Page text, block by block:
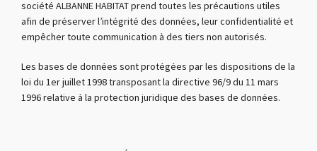
société ALBANNE HABITAT prend toutes les précautions utiles
afin de préserver l’intégrité des données, leur confidentialité et
empêcher toute communication à des tiers non autorisés.
Les bases de données sont protégées par les dispositions de la
loi du 1er juillet 1998 transposant la directive 96/9 du 11 mars
1996 relative à la protection juridique des bases de données.